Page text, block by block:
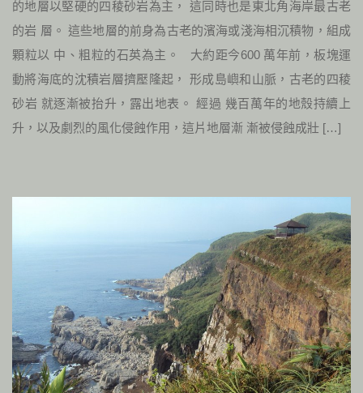
的地層以堅硬的四稜砂岩為主， 這同時也是東北角海岸最古老
的岩 層。 這些地層的前身為古老的濱海或淺海相沉積物，組成
顆粒以 中、粗粒的石英為主。 大約距今600 萬年前，板塊運
動將海底的沈積岩層擠壓隆起， 形成島嶼和山脈，古老的四稜
砂岩 就逐漸被抬升，露出地表。 經過 幾百萬年的地殼持續上
升，以及劇烈的風化侵蝕作用，這片地層漸 漸被侵蝕成壯 […]